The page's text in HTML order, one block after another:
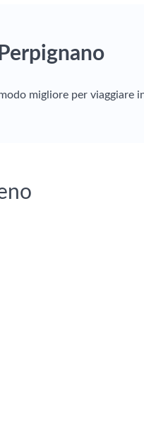
Perpignano
migliore per viaggiare